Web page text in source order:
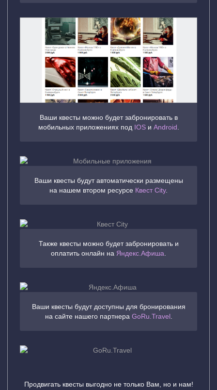
Ваши квесты можно будет забронировать в
мобильных приложениях под IOSи Android.
Ваши квесты будут автоматически размещены
на нашем втором ресурсе Квест City.
Также квесты можно будет забронировать и
оплатить онлайн на Яндекс.Афиша.
Ваши квесты будут доступны для бронирования
на сайте нашего партнера GoRu.Travel.
Продвигать квесты выгодно не только Вам, но и нам!